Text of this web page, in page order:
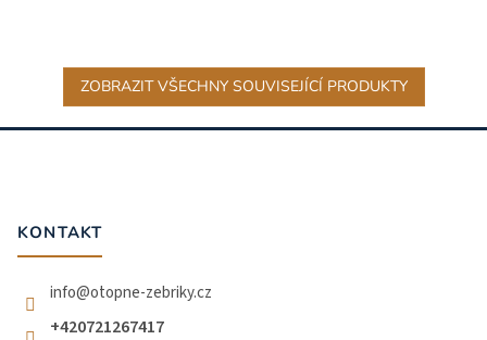
ZOBRAZIT VŠECHNY SOUVISEJÍCÍ PRODUKTY
Z
KONTAKT
info@otopne-zebriky.cz
+420721267417